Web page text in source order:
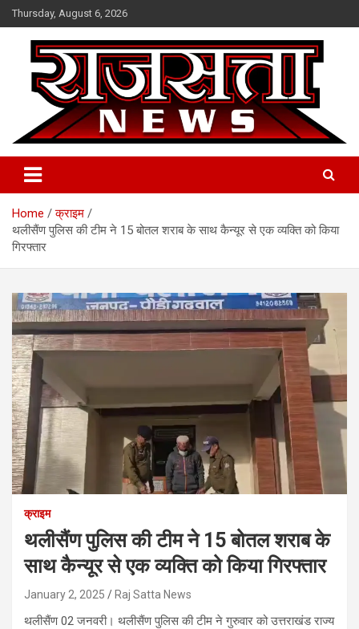
Skip
to
content
Thursday, August 6, 2026
Raj Satta News
Home
क्राइम
थलीसैंण पुलिस की टीम ने 15 बोतल शराब के साथ कैन्यूर से एक व्यक्ति को किया
गिरफ्तार
क्राइम
थलीसैंण पुलिस की टीम ने 15 बोतल शराब के
साथ कैन्यूर से एक व्यक्ति को किया गिरफ्तार
January 2, 2025 Raj Satta News
थलीसैंण 02 जनवरी। थलीसैंण पुलिस की टीम ने गुरुवार को उत्तराखंड राज्य